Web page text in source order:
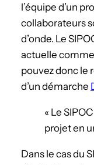
l’équipe d’un
collaborateurs
d’onde. Le
actuelle
pouvez donc le
d’un démarche
« Le
projet en
Dans le cas du